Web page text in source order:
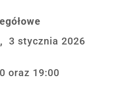
3 stycznia 2026
oraz 19:00